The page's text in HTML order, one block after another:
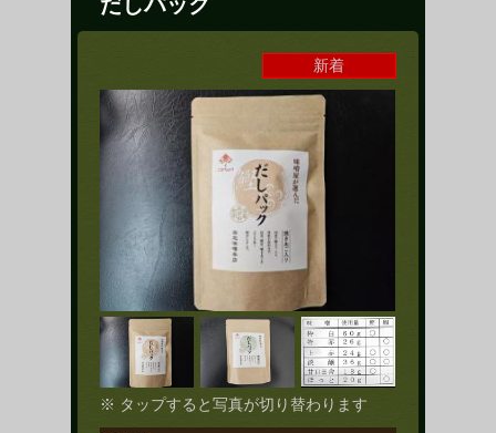
新着
※ タップすると写真が切り替わります